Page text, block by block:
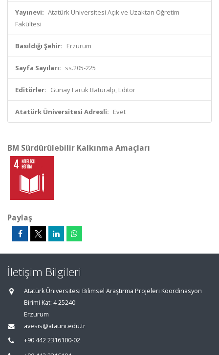
Yayınevi: Atatürk Üniversitesi Açık ve Uzaktan Öğretim
Fakültesi
Basıldığı Şehir: Erzurum
Sayfa Sayıları: ss.205-225
Editörler: Günay Faruk Baturalp, Editör
Atatürk Üniversitesi Adresli: Evet
BM Sürdürülebilir Kalkınma Amaçları
Paylaş
İletişim Bilgileri
Atatürk Üniversitesi Bilimsel Araştırma Projeleri Koordinasyon
Birimi Kat: 4 25240
Erzurum
avesis@atauni.edu.tr
+90 442 2316100-02